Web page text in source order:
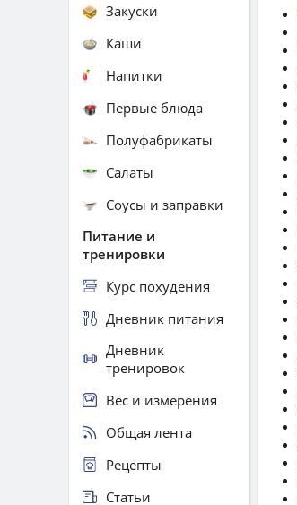
Закуски
Каши
Напитки
Первые блюда
Полуфабрикаты
Салаты
Соусы и заправки
Питание и
тренировки
Курс похудения
Дневник питания
Дневник
тренировок
Вес и измерения
Общая лента
Рецепты
Статьи